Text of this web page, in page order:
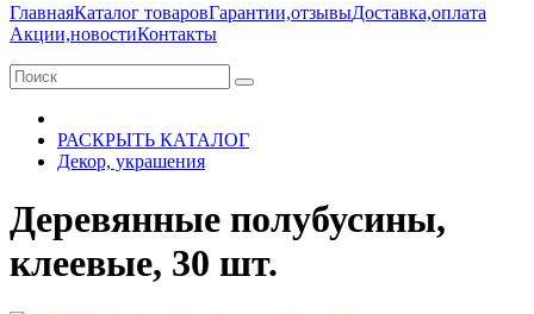
ГлавнаяКаталог товаровГарантии,отзывыДоставка,оплата
Акции,новостиКонтакты
РАСКРЫТЬ КАТАЛОГ
Декор, украшения
Деревянные полубусины,
клеевые, 30 шт.